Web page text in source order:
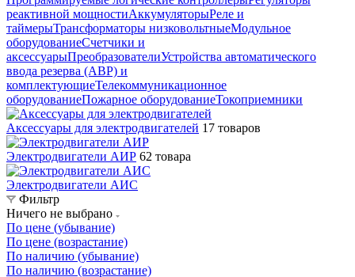
реактивной мощностиАккумуляторыРеле и
таймерыТрансформаторы низковольтныеМодульное
оборудованиеСчетчики и
аксессуарыПреобразователиУстройства автоматического
ввода резерва (АВР) и
комплектующиеТелекоммуникационное
оборудованиеПожарное оборудованиеТокоприемники
Аксессуары для электродвигателей 17 товаров
Электродвигатели АИР 62 товара
Электродвигатели АИС
Фильтр
Ничего не выбрано
По цене (убывание)
По цене (возрастание)
По наличию (убывание)
По наличию (возрастание)